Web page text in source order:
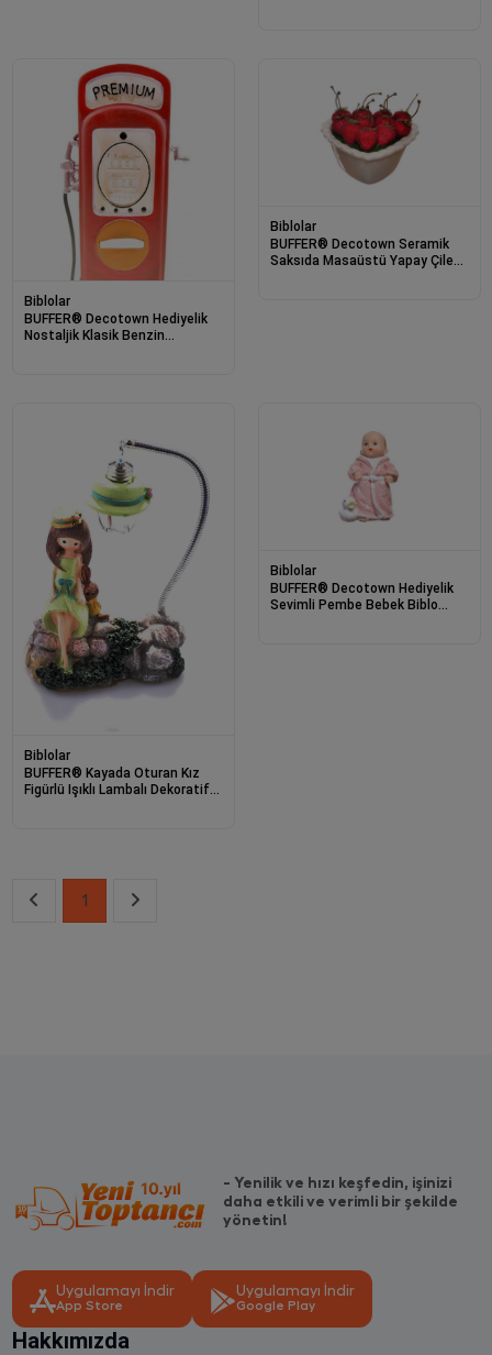
Biblolar
BUFFER® Decotown Hediyelik
Nostaljik Klasik Benzin
Biblolar
BUFFER® Decotown Seramik
Saksıda Masaüstü Yapay Çilek
Biblolar
BUFFER® Kayada Oturan Kız
Figürlü Işıklı Lambalı Dekoratif
Biblolar
BUFFER® Decotown Hediyelik
Sevimli Pembe Bebek Biblo
1
- Yenilik ve hızı keşfedin, işinizi
daha etkili ve verimli bir şekilde
yönetin!
Uygulamayı İndir
App Store
Uygulamayı İndir
Google Play
Hakkımızda